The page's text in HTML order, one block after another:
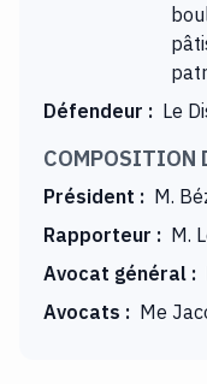
Défendeur : Le
COMPOSITION
Président : M.
Rapporteur : M.
Avocat général :
Avocats : Me